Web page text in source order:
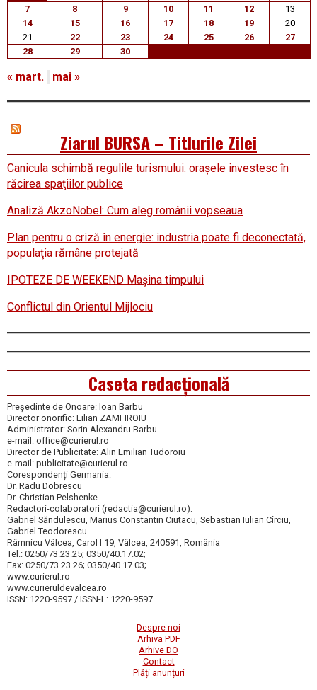
7
8 9 10 11 12
13
14
15 16 17 18 19
20
21
22 23 24 25 26
27
28
29 30
« mart. mai »
Ziarul BURSA – Titlurile Zilei
Canicula schimbă regulile turismului: oraşele investesc în
răcirea spaţiilor publice
Analiză AkzoNobel: Cum aleg românii vopseaua
Plan pentru o criză în energie: industria poate fi deconectată,
populaţia rămâne protejată
IPOTEZE DE WEEKEND Maşina timpului
Conflictul din Orientul Mijlociu
Caseta redacțională
Președinte de Onoare: Ioan Barbu
Director onorific: Lilian ZAMFIROIU
Administrator: Sorin Alexandru Barbu
e-mail: office@curierul.ro
Director de Publicitate: Alin Emilian Tudoroiu
e-mail: publicitate@curierul.ro
Corespondenți Germania:
Dr. Radu Dobrescu
Dr. Christian Pelshenke
Redactori-colaboratori (redactia@curierul.ro):
Gabriel Săndulescu, Marius Constantin Ciutacu, Sebastian Iulian Cîrciu,
Gabriel Teodorescu
Râmnicu Vâlcea, Carol I 19, Vâlcea, 240591, România
Tel.: 0250/73.23.25; 0350/40.17.02;
Fax: 0250/73.23.26; 0350/40.17.03;
www.curierul.ro
www.curieruldevalcea.ro
ISSN: 1220-9597 / ISSN-L: 1220-9597
Despre noi
Arhiva PDF
Arhive DO
Contact
Plăți anunțuri